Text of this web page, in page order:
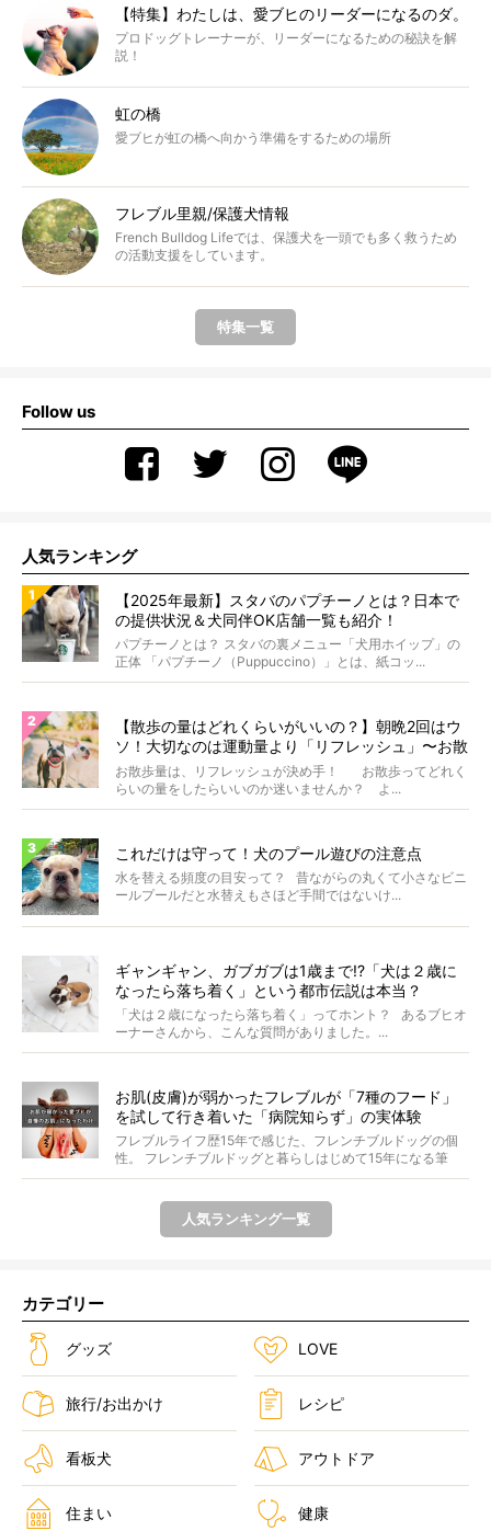
【特集】わたしは、愛ブヒのリーダーになるのダ。
プロドッグトレーナーが、リーダーになるための秘訣を解
説！
虹の橋
愛ブヒが虹の橋へ向かう準備をするための場所
フレブル里親/保護犬情報
French Bulldog Lifeでは、保護犬を一頭でも多く救うため
の活動支援をしています。
特集一覧
Follow us
人気ランキング
【2025年最新】スタバのパプチーノとは？日本で
の提供状況＆犬同伴OK店舗一覧も紹介！
パプチーノとは？ スタバの裏メニュー「犬用ホイップ」の
正体 「パプチーノ（Puppuccino）」とは、紙コッ...
【散歩の量はどれくらいがいいの？】朝晩2回はウ
ソ！大切なのは運動量より「リフレッシュ」〜お散
歩にまつわる疑問FAQつき〜
お散歩量は、リフレッシュが決め手！ お散歩ってどれく
らいの量をしたらいいのか迷いませんか？ よ...
これだけは守って！犬のプール遊びの注意点
水を替える頻度の目安って？ 昔ながらの丸くて小さなビニ
ールプールだと水替えもさほど手間ではないけ...
ギャンギャン、ガブガブは1歳まで!?「犬は２歳に
なったら落ち着く」という都市伝説は本当？
「犬は２歳になったら落ち着く」ってホント？ あるブヒオ
ーナーさんから、こんな質問がありました。...
お肌(皮膚)が弱かったフレブルが「7種のフード」
を試して行き着いた「病院知らず」の実体験
フレブルライフ歴15年で感じた、フレンチブルドッグの個
性。 フレンチブルドッグと暮らしはじめて15年になる筆
者...
人気ランキング一覧
カテゴリー
グッズ LOVE
旅行/お出かけ レシピ
看板犬 アウトドア
住まい 健康